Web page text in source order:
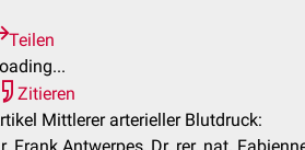
Teilen
Zitieren
Mittlerer arterieller Blutdruck: